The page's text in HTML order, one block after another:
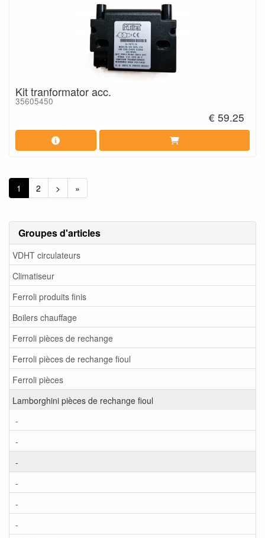
Groupes d'articles
VDHT circulateurs
Climatiseur
Ferroli produits finis
Boilers chauffage
Ferroli pièces de rechange
Ferroli pièces de rechange fioul
Ferroli pièces
Lamborghini pièces de rechange fioul
-
-
-
-
-
-
Kit tranformator acc.
35605450
€ 59.25
1 2 > »